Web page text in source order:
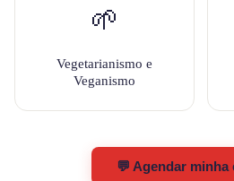
🌱
Vegetarianismo e
Veganismo
💬 Agendar minha